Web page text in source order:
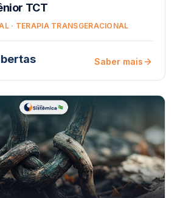
TCT
· TERAPIA TRANSGERACIONAL
Saber mais